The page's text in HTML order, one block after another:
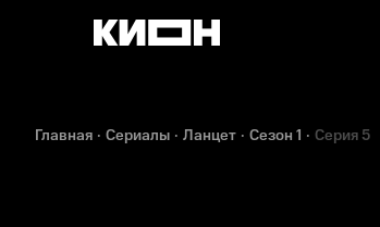
Главная Сериалы Ланцет Сезон 1 Серия 5